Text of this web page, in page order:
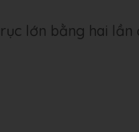
lớn bằng hai